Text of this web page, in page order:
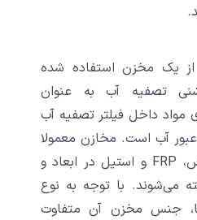
از یک مخزن استفاده شده
تصفیه آب به عنوان
داخل فیلتر تصفیه آب
آب است. مخازن معمولا
از جنس فولاد، فایبرگلاس، FRP و استیل در ابعاد و
می‌شوند. با توجه به نوع
جنس مخزن آن متفاوت